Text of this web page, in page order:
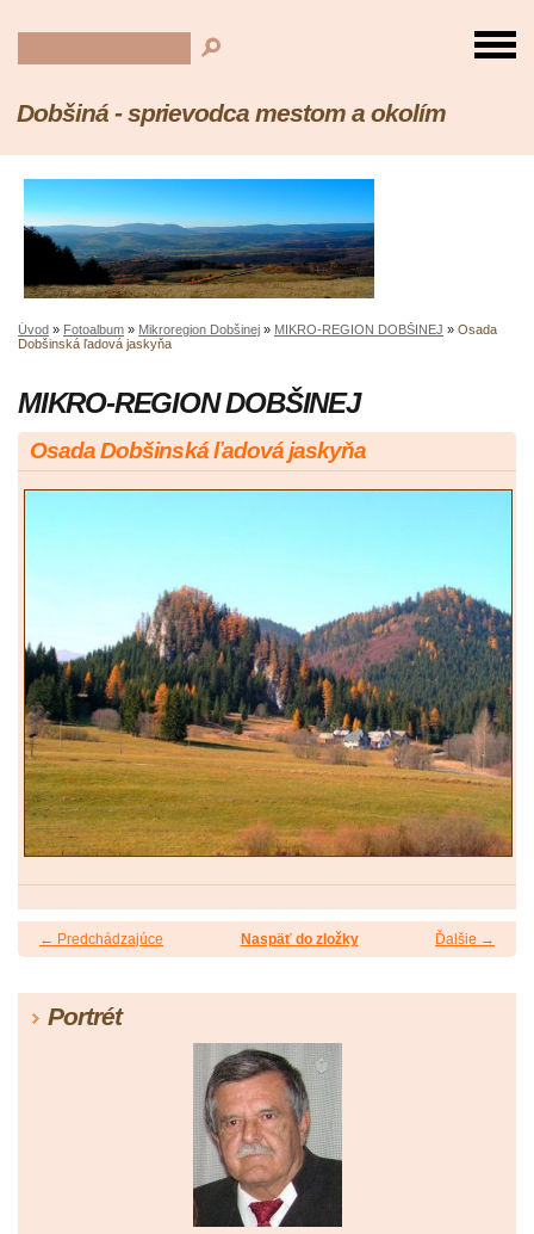
Dobšiná - sprievodca mestom a okolím
Úvod » Fotoalbum » Mikroregion Dobšinej » MIKRO-REGION DOBŠINEJ » Osada
Dobšinská ľadová jaskyňa
MIKRO-REGION DOBŠINEJ
Osada Dobšinská ľadová jaskyňa
← Predchádzajúce Ďalšie →
Naspäť do zložky
Portrét